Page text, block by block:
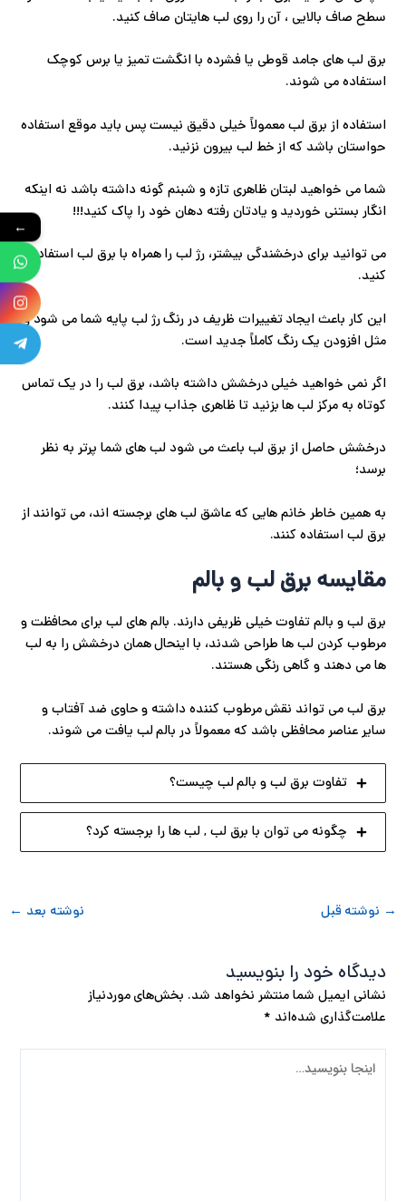
سطح صاف بالایی ، آن را روی لب هایتان صاف کنید.
برق لب های جامد قوطی یا فشرده با انگشت تمیز یا برس کوچک
استفاده می شوند.
استفاده از برق لب معمولاً خیلی دقیق نیست پس باید موقع استفاده
حواستان باشد که از خط لب بیرون نزنید.
شما می خواهید لبتان ظاهری تازه و شبنم گونه داشته باشد نه اینکه
انگار بستنی خوردید و یادتان رفته دهان خود را پاک کنید!!!
می توانید برای درخشندگی بیشتر، رژ لب را همراه با برق لب استفاده
کنید.
این کار باعث ایجاد تغییرات ظریف در رنگ رژ لب پایه شما می شود و
مثل افزودن یک رنگ کاملاً جدید است.
اگر نمی خواهید خیلی درخشش داشته باشد، برق لب را در یک تماس
کوتاه به مرکز لب ها بزنید تا ظاهری جذاب پیدا کنند.
درخشش حاصل از برق لب باعث می شود لب های شما پرتر به نظر
برسد؛
به همین خاطر خانم هایی که عاشق لب های برجسته اند، می توانند از
برق لب استفاده کنند.
مقایسه برق لب و بالم
برق لب و بالم تفاوت خیلی ظریفی دارند. بالم های لب برای محافظت و
مرطوب کردن لب ها طراحی شدند، با اینحال همان درخشش را به لب
ها می دهند و گاهی رنگی هستند.
برق لب می تواند نقش مرطوب کننده داشته و حاوی ضد آفتاب و
سایر عناصر محافظی باشد که معمولاً در بالم لب یافت می شوند.
تفاوت برق لب و بالم لب چیست؟
چگونه می توان با برق لب , لب ها را برجسته کرد؟
→ نوشته قبل نوشته بعد ←
دیدگاه‌ خود را بنویسید
نشانی ایمیل شما منتشر نخواهد شد. بخش‌های موردنیاز
علامت‌گذاری شده‌اند *
اینجا
بنویسید…
←